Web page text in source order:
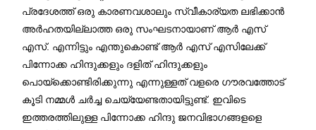
പ്രദേശത്ത് ഒരു കാരണവശാലും സ്വീകാര്യത ലഭിക്കാന്‍
അര്‍ഹതയില്ലാത്ത ഒരു സംഘടനായാണ് ആര്‍ എസ്
എസ്. എന്നിട്ടും എന്തുകൊണ്ട് ആര്‍ എസ് എസിലേക്ക്
പിന്നോക്ക ഹിന്ദുക്കളും ദളിത് ഹിന്ദുക്കളും
പൊയ്ക്കൊണ്ടിരിക്കുന്നു എന്നുള്ളത് വളരെ ഗൗരവത്തോട്
കൂടി നമ്മള്‍ ചര്‍ച്ച ചെയ്യേണ്ടതായിട്ടുണ്ട്. ഇവിടെ
ഇത്തരത്തിലുള്ള പിന്നോക്ക ഹിന്ദു ജനവിഭാഗങ്ങളളെ